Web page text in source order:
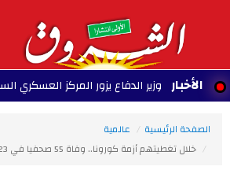
الأخبار
وزير الدفاع يزور المركز العسكري السينوتقني
الصفحة الرئيسية
عالمية
خلال تغطيتهم أزمة كورونا.. وفاة 55 صحفيا في 23 دولة